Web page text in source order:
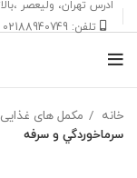
ادرس تهران، ‎وليعصر ،بالاتر از طالقاني ،كوچه گيلان،پلاک ۱،داروخانه شفا مركزي
تلفن: 02188940749
خانه مکمل های غذایی
سرماخوردگي و سرفه